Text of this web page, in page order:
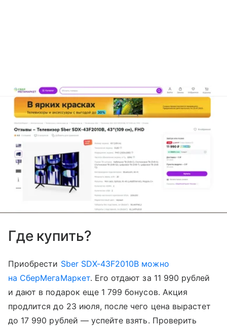
Где купить?
Приобрести Sber SDX-43F2010B можно
на СберМегаМаркет. Его отдают за 11 990 рублей
и дают в подарок еще 1 799 бонусов. Акция
продлится до 23 июля, после чего цена вырастет
до 17 990 рублей — успейте взять. Проверить